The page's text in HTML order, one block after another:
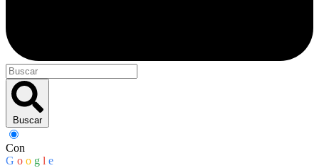
Buscar
Con
G o o g l e